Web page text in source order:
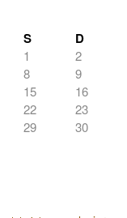
S D
1
2
8
9
15
16
22
23
29
30